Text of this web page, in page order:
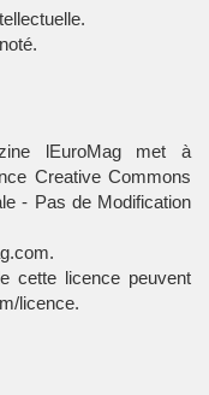
.
.
lEuroMagmet à
Creative Commons
- Pas de Modification
.
cette licence peuvent
licence.